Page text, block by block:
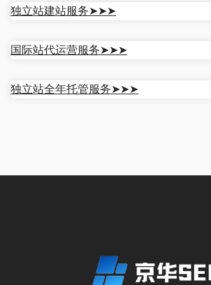
独立站建站服务➤➤➤
国际站代运营服务➤➤➤
独立站全年托管服务➤➤➤